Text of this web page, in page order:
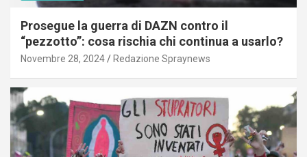
Prosegue la guerra di DAZN contro il
“pezzotto”: cosa rischia chi continua a usarlo?
Novembre 28, 2024 Redazione Spraynews